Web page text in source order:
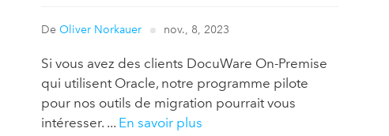
De Oliver Norkauer nov., 8, 2023
Si vous avez des clients DocuWare On-Premise
qui utilisent Oracle, notre programme pilote
pour nos outils de migration pourrait vous
intéresser. ... En savoir plus